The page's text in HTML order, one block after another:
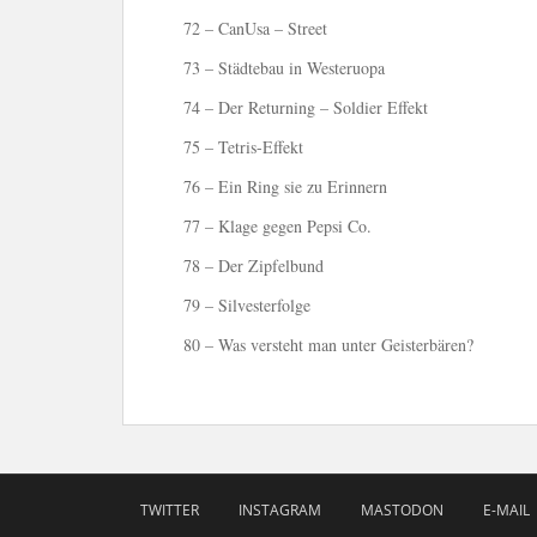
72 – CanUsa – Street
73 – Städtebau in Westeruopa
74 – Der Returning – Soldier Effekt
75 – Tetris-Effekt
76 – Ein Ring sie zu Erinnern
77 – Klage gegen Pepsi Co.
78 – Der Zipfelbund
79 – Silvesterfolge
80 – Was versteht man unter Geisterbären?
TWITTER INSTAGRAM MASTODON E-MAIL